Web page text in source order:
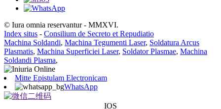
© Iura omnia reservantur - MMXVI.
Index situs - Consilium de Secreto et Repudiatio
Machina Soldandi, Machina Tegumenti Laser, Soldatura Arcus
Plasmatis, Machina Superficiei Laser, Soldator Plasmae, Machina
Soldandi Plasma,
Mitte Epistulam Electronicam
WhatsApp
IOS